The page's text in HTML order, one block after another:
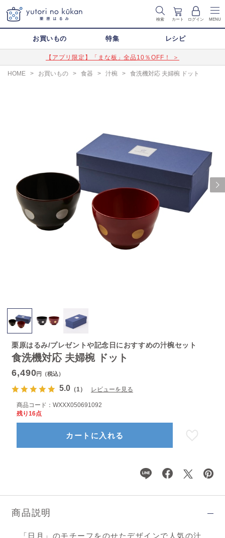
検索 カート ログイン MENU
お買いもの 特集 レシピ
【アプリ限定】「まな板」全品10％OFF！ ＞
HOME > お買いもの > 食器 > 汁椀 > 食洗機対応 夫婦椀 ドット
Next
食洗機対応 夫婦椀 ドット
栗原はるみ/プレゼントや記念日におすすめの汁椀セット
6,490円（税込）
5.0（1） レビューを見る
商品コード：WXXX050691092
残り16点
カートに入れる
商品説明
「日月」のモチーフをのせたデザインで人気の汁